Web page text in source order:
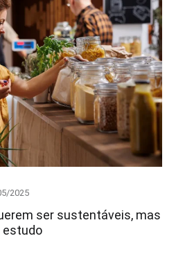
2025
ser sustentáveis, mas
estudo